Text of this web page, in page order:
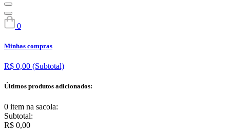
0
Minhas compras
R$ 0,00 (Subtotal)
Últimos produtos adicionados:
0 item na sacola:
Subtotal:
R$ 0,00